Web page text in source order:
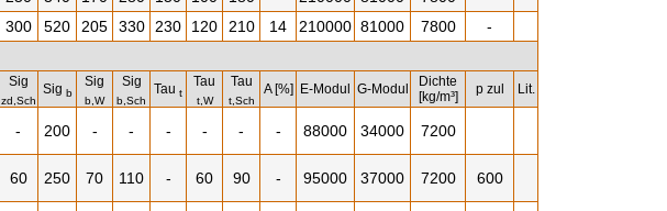
300 520 205 330 230 120 210 14 210000 81000 7800
-
Sig
zd,Sch
Sig b
Sig
b,W
Sig
b,Sch
Tau t
Tau
t,W
Tau
t,Sch
A [%] E-Modul G-Modul
Dichte
[kg/m³]
p zul Lit.
- 200 - - - - - - 88000 34000 7200
60 250 70 110 - 60 90 - 95000 37000 7200 600